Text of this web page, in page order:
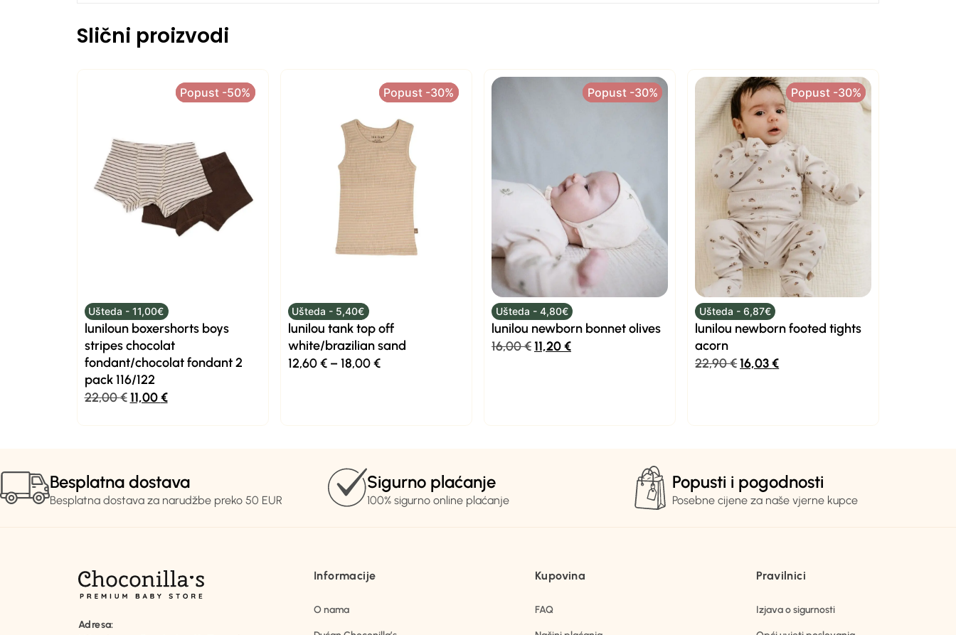
Slični proizvodi
Popust -50%
Popust -50%
Ušteda - 11,00€
luniloun boxershorts boys
stripes chocolat
fondant/chocolat fondant 2
pack 116/122
22,00€ 11,00€
Popust -30%
Popust -30%
Ušteda - 5,40€
lunilou tank top off
white/brazilian sand
12,60€ – 18,00€
Popust -30%
Popust -30%
Ušteda - 4,80€
lunilou newborn bonnet olives
16,00€11,20€
Popust -30%
Popust -30%
Ušteda - 6,87€
lunilou newborn footed tights
acorn
22,90€16,03€
Besplatna dostava
Besplatna dostava za narudžbe preko 50 EUR
Sigurno plaćanje
100% sigurno online plaćanje
Popusti i pogodnosti
Posebne cijene za naše vjerne kupce
Adresa:
Informacije
O nama
Kupovina
FAQ
Pravilnici
Izjava o sigurnosti